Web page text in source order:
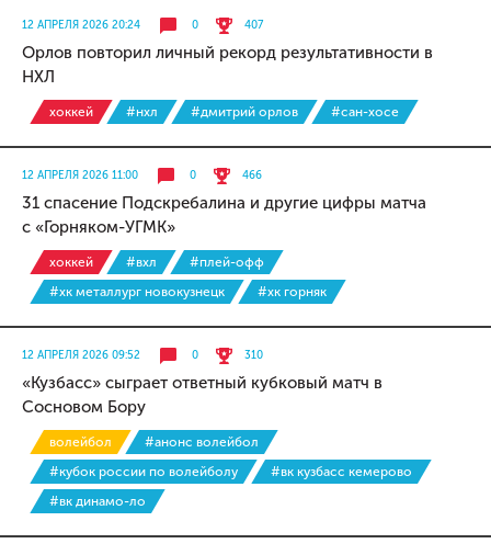
12 АПРЕЛЯ 2026 20:24 0 407
Орлов повторил личный рекорд результативности в
НХЛ
хоккей #нхл #дмитрий орлов #сан-хосе
12 АПРЕЛЯ 2026 11:00 0 466
31 спасение Подскребалина и другие цифры матча
с «Горняком-УГМК»
хоккей #вхл
#плей-офф
#хк металлург новокузнецк
#хк горняк
12 АПРЕЛЯ 2026 09:52 0 310
«Кузбасс» сыграет ответный кубковый матч в
Сосновом Бору
волейбол
#анонс волейбол
#кубок россии по волейболу
#вк кузбасс кемерово
#вк динамо-ло